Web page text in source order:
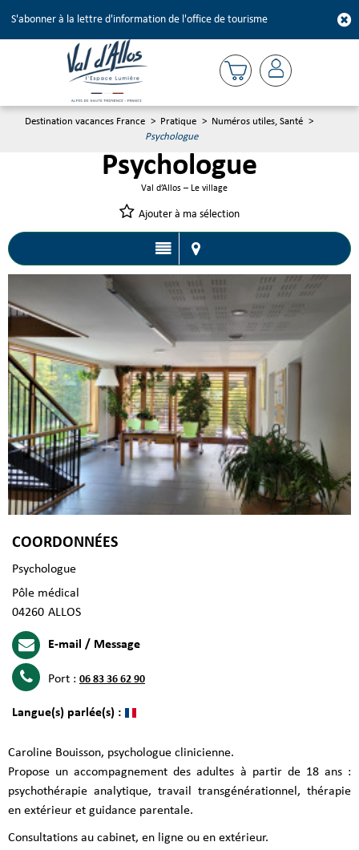
S'abonner à la lettre d'information de l'office de tourisme
Destination vacances France > Pratique > Numéros utiles, Santé >
Psychologue
Psychologue
Val d’Allos – Le village
Ajouter à ma sélection
COORDONNÉES
Psychologue
Pôle médical
04260 ALLOS
E-mail / Message
Port : 06 83 36 62 90
Langue(s) parlée(s) :
Caroline Bouisson, psychologue clinicienne.
Propose un accompagnement des adultes à partir de 18 ans :
psychothérapie analytique, travail transgénérationnel, thérapie
en extérieur et guidance parentale.
Consultations au cabinet, en ligne ou en extérieur.